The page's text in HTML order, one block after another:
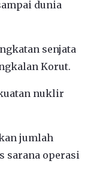
dunia
senjata
Korut.
nuklir
jumlah
sarana operasi